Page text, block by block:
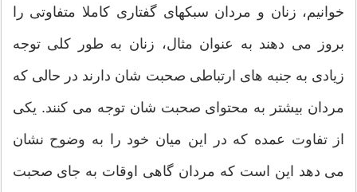
خوانیم، زنان و مردان سبکهای گفتاری کاملا متفاوتی را
بروز می دهند به عنوان مثال، زنان به طور کلی توجه
زیادی به جنبه های ارتباطی صحبت شان دارند در حالی که
مردان بیشتر به محتوای صحبت شان توجه می کنند. یکی
از تفاوت عمده که در این میان خود را به وضوح نشان
می دهد این است که مردان گاهی اوقات به جای صحبت